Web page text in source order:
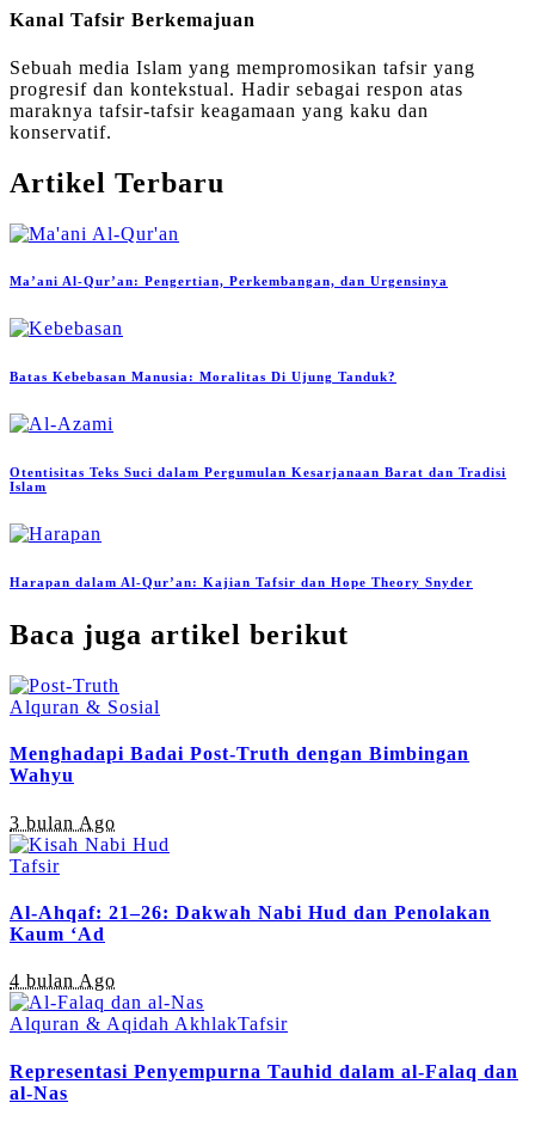
Kanal Tafsir Berkemajuan
Sebuah media Islam yang mempromosikan tafsir yang
progresif dan kontekstual. Hadir sebagai respon atas
maraknya tafsir-tafsir keagamaan yang kaku dan
konservatif.
Artikel Terbaru
Ma’ani Al-Qur’an: Pengertian, Perkembangan, dan Urgensinya
Batas Kebebasan Manusia: Moralitas Di Ujung Tanduk?
Otentisitas Teks Suci dalam Pergumulan Kesarjanaan Barat dan Tradisi
Islam
Harapan dalam Al-Qur’an: Kajian Tafsir dan Hope Theory Snyder
Baca juga artikel berikut
Alquran & Sosial
Menghadapi Badai Post-Truth dengan Bimbingan
Wahyu
3 bulan Ago
Tafsir
Al-Ahqaf: 21–26: Dakwah Nabi Hud dan Penolakan
Kaum ‘Ad
4 bulan Ago
Alquran & Aqidah AkhlakTafsir
Representasi Penyempurna Tauhid dalam al-Falaq dan
al-Nas